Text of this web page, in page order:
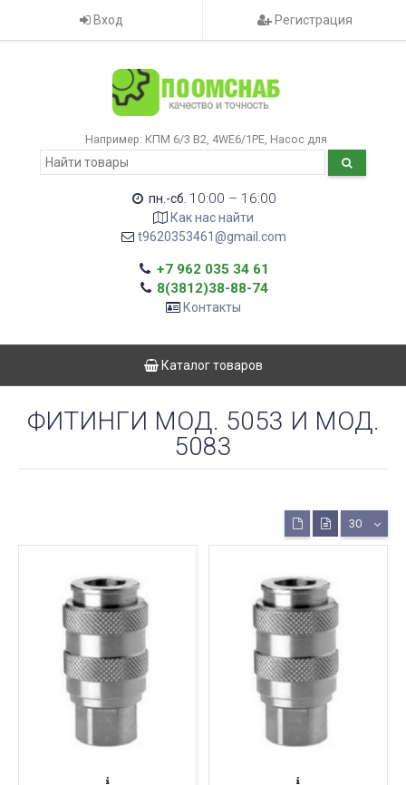
Вход Регистрация
Например: КПМ 6/3 В2 4WE6/1РЕ Насос для
пн.-сб. 10:00 – 16:00
Как нас найти
t9620353461@gmail.com
+7 962 035 34 61
8(3812)38-88-74
Контакты
Каталог товаров
ФИТИНГИ МОД. 5053 И МОД.
5083
30